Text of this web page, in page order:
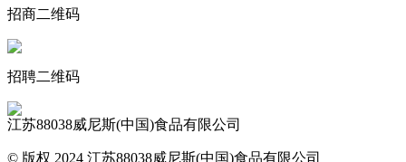
招商二维码
招聘二维码
江苏88038威尼斯(中国)食品有限公司
© 版权 2024 江苏88038威尼斯(中国)食品有限公司